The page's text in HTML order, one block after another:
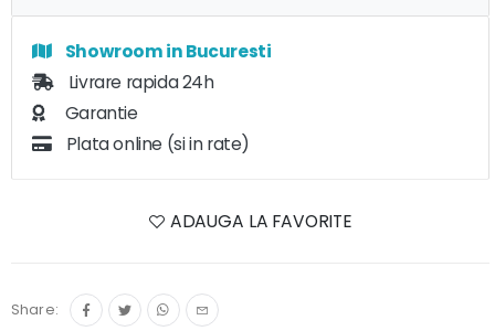
Showroom in Bucuresti
Livrare rapida 24h
Garantie
Plata online (si in rate)
ADAUGA LA FAVORITE
Share: